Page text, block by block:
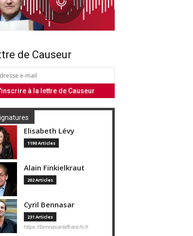
de Causeur
Elisabeth Lévy
1190 Articles
Alain Finkielkraut
202 Articles
Cyril Bennasar
231 Articles
https://bennasarlaffranchi.fr